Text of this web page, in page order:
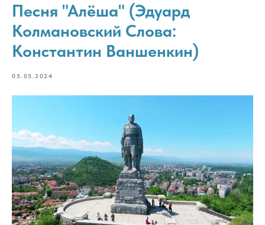
Песня "Алёша" (Эдуард
Колмановский​ Слова:
Константин Ваншенкин​)
05.05.2024